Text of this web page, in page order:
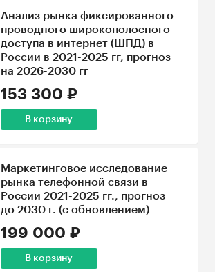
Анализ рынка фиксированного
проводного широкополосного
доступа в интернет (ШПД) в
России в 2021-2025 гг, прогноз
на 2026-2030 гг
153 300 ₽
В корзину
Маркетинговое исследование
рынка телефонной связи в
России 2021-2025 гг., прогноз
до 2030 г. (с обновлением)
199 000 ₽
В корзину